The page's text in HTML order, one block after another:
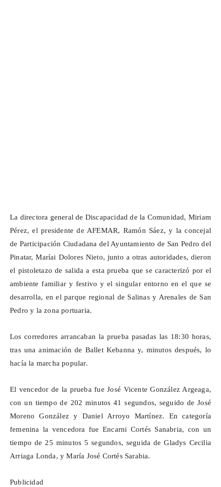
La directora general de Discapacidad de la Comunidad, Miriam
Pérez, el presidente de AFEMAR, Ramón Sáez, y la concejal
de Participación Ciudadana del Ayuntamiento de San Pedro del
Pinatar,Maríai Dolores Nieto, junto a otras autoridades, dieron
el pistoletazo de salida a esta prueba que se caracterizó por el
ambiente familiar y festivo y el singular entorno en el que se
desarrolla, en el parque regional de Salinas y Arenales de San
Pedro y la zona portuaria.
Los corredores arrancaban la prueba pasadas las 18:30 horas,
tras una animación de Ballet Kebanna y, minutos después, lo
hacía la marcha popular.
El vencedor de la prueba fue José Vicente González Argeaga,
con un tiempo de 202 minutos 41 segundos, seguido de José
Moreno González y Daniel Arroyo Martínez. En categoría
femenina la vencedora fue Encarni Cortés Sanabria, con un
tiempo de 25 minutos 5 segundos, seguida de Gladys Cecilia
Arriaga Londa, y María José Cortés Sarabia.
Publicidad